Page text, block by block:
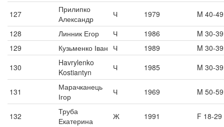
127
Прилипко
Александр
Ч 1979
M 40-49
128
Линник Егор Ч 1986
M 30-39
129
Кузьменко Іван Ч 1989
M 30-39
130
Havrylenko
Kostiantyn
Ч 1985 M 30-39
131
Марачканець
Ігор
Ч 1969 M 50-59
132
Труба
Екатерина
Ж 1991 F 18-29